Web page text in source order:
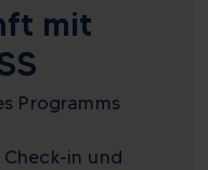
mit
Programms
in und